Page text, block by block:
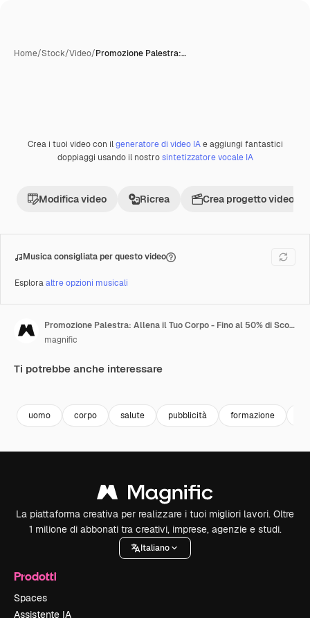
Home/Stock/Video/Promozione Palestra:…
Premium
Crea i tuoi video con ilgeneratore di video IAe aggiungi fantastici
doppiaggi usando il nostrosintetizzatore vocale IA
Modifica video Ricrea Crea progetto video
Musica consigliata per questo video
Esploraaltre opzioni musicali
Promozione Palestra: Allena il Tuo Corpo - Fino al 50% di Sconto
magnific
Ti potrebbe anche interessare
uomo corpo salute pubblicità formazione
La piattaforma creativa per realizzare i tuoi migliori lavori. Oltre
1 milione di abbonati tra creativi, imprese, agenzie e studi.
Italiano
Prodotti
Spaces
Assistente IA